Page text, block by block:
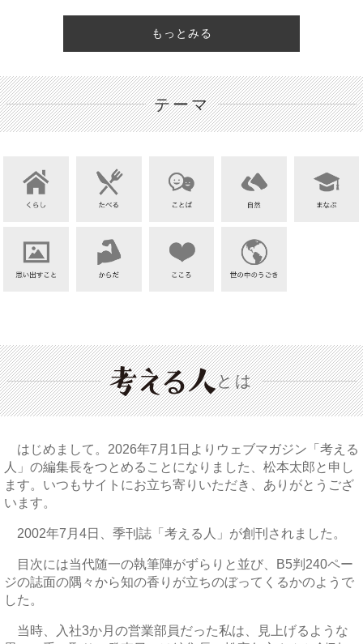
もっとみる
テーマ
とは
はじめまして。2026年7月1日よりウェブマガジン「考える
人」の編集長をつとめることになりました、松本太郎と申し
ます。いつもサイトにお立ち寄りいただき、ありがとうござ
います。
2002年7月4日、季刊誌「考える人」が創刊されました。
目次には当代随一の執筆陣がずらりと並び、B5判240ペー
ジの誌面の隅々から知の香りが立ちのぼってくるかのようで
した。
当時、入社3か月の営業部員だった私は、見上げるような